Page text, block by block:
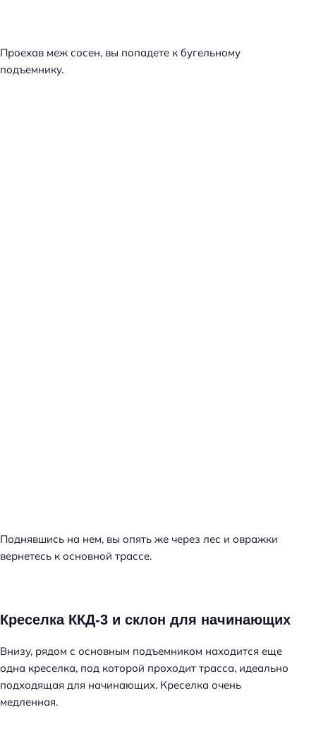
Проехав меж сосен, вы попадете к бугельному
подъемнику.
Поднявшись на нем, вы опять же через лес и овражки
вернетесь к основной трассе.
Креселка ККД-3 и склон для начинающих
Внизу, рядом с основным подъемником находится еще
одна креселка, под которой проходит трасса, идеально
подходящая для начинающих. Креселка очень
медленная.